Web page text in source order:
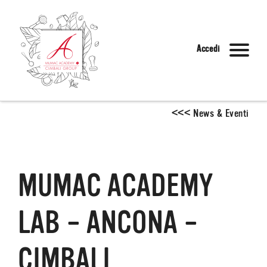
Accedi
<<< News & Eventi
MUMAC ACADEMY
LAB – ANCONA –